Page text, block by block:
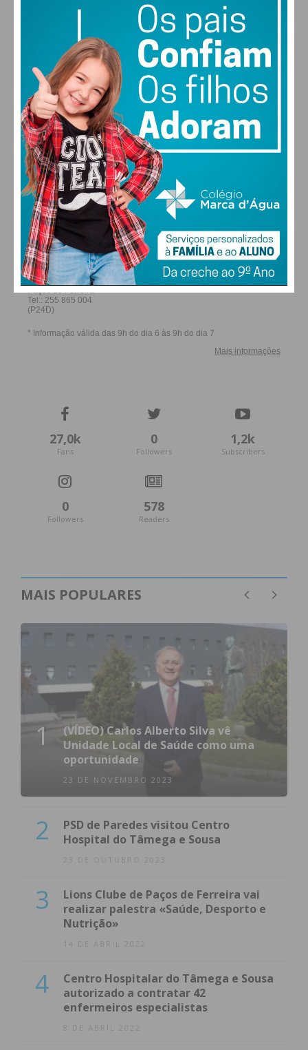
30 °
QUI
30
SEX
29
SÁB
28
DOM
ALTERAR
FARMACIAS DE SERVIÇO EM PAÇOS DE
FERREIRA
27,0k
Fans
0
Followers
1,2k
Subscribers
0
Followers
578
Readers
MAIS POPULARES
1
(VÍDEO) Carlos Alberto Silva vê
Unidade Local de Saúde como uma
oportunidade
23 DE NOVEMBRO 2023
2
PSD de Paredes visitou Centro
Hospital do Tâmega e Sousa
23 DE OUTUBRO 2023
3
Lions Clube de Paços de Ferreira vai
realizar palestra «Saúde, Desporto e
Nutrição»
14 DE ABRIL 2022
4
Centro Hospitalar do Tâmega e Sousa
autorizado a contratar 42
enfermeiros especialistas
8 DE ABRIL 2022